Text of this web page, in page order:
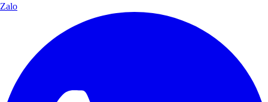
Zalo